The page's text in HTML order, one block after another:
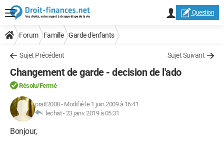
Question
Forum Famille Garde d'enfants
Sujet Précédent Sujet Suivant
Changement de garde - decision de l'ado
Résolu/Fermé
pratt2008- Modifié le 1 juin 2009 à 16:41
lechat -23 janv. 2019 à 05:31
Bonjour,